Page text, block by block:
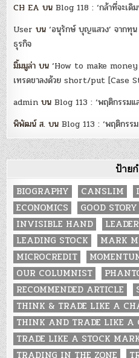
CH EA บนBlog 118 : ‘กล้าที่จะเดิ
User บน‘อนุรักษ์ บุญแสวง’ จากทุ
ธุรกิจ
มิ้มมูล่า บน‘How to make
เทรดขาลงด้วย short/put [Case
admin บนBlog 113 : ‘พฤติกรรม
พิพัฒน์ ส. บนBlog 113 : ‘พฤติกร
ป้าย
BIOGRAPHY CANSLIM
ECONOMICS
GOOD STORY
INVISIBLE HAND
LEADING STOCK
MARK
MICROCREDIT
OUR COLUMNIST
RECOMMENDED ARTICLE
THINK & TRADE LIKE A
THINK AND TRADE LIKE A
TRADE LIKE A STOCK